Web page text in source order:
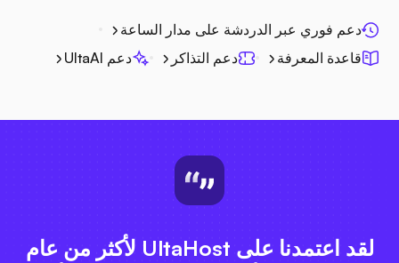
دعم فوري عبر الدردشة على مدار الساعة
قاعدة المعرفة
دعم التذاكر دعم UltaAI
لقد اعتمدنا على UltaHost لأكثر من عام